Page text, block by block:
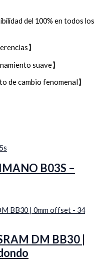
del 100% en todos los
】
suave】
de cambio fenomenal】
B03S –
DM BB30 |